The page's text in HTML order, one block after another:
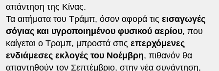
απάντηση της Κίνας.
Τα αιτήματα του Τράμπ, όσον αφορά τις εισαγωγές
σόγιας και υγροποιημένου φυσικού αερίου, που
καίγεται ο Τραμπ, μπροστά στις επερχόμενες
ενδιάμεσες εκλογές του Νοέμβρη, πιθανόν θα
απαντηθούν τον Σεπτέμβριο, στην νέα συνάντηση,